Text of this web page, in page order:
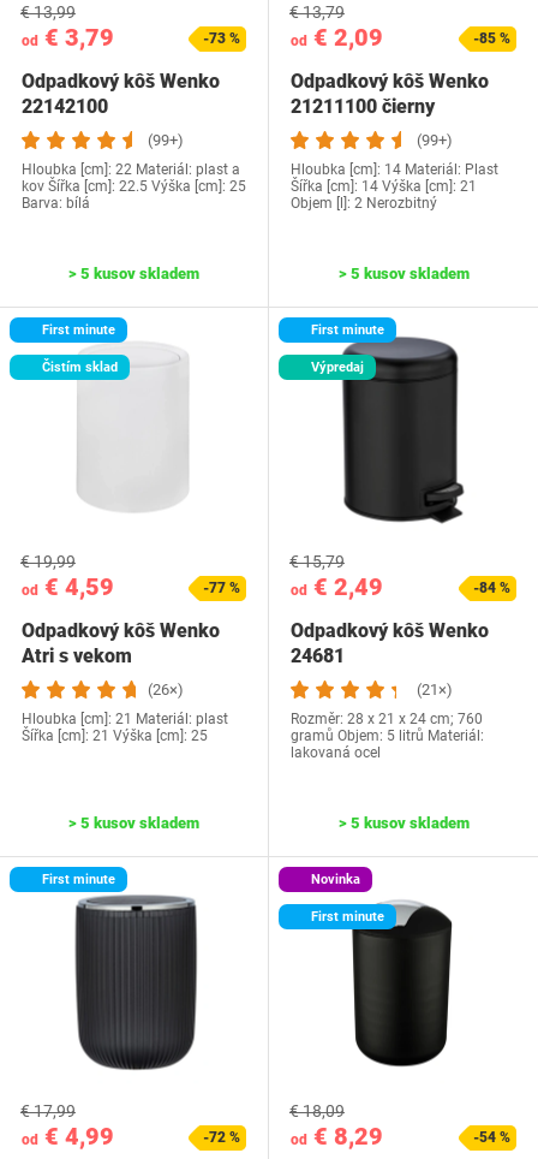
od € 3,79
€ 13,99
-73 %
Odpadkový kôš Wenko
22142100
(99+)
Hloubka [cm]: 22 Materiál: plast a
kov Šířka [cm]: 22.5 Výška [cm]: 25
Barva: bílá
> 5 kusov skladem
od € 2,09
€ 13,79
-85 %
Odpadkový kôš Wenko
21211100 čierny
(99+)
Hloubka [cm]: 14 Materiál: Plast
Šířka [cm]: 14 Výška [cm]: 21
Objem [l]: 2 Nerozbitný
> 5 kusov skladem
First minute
Čistím sklad
od € 4,59
€ 19,99
-77 %
Odpadkový kôš Wenko
Atri s vekom
(26×)
Hloubka [cm]: 21 Materiál: plast
Šířka [cm]: 21 Výška [cm]: 25
> 5 kusov skladem
First minute
Výpredaj
od € 2,49
€ 15,79
-84 %
Odpadkový kôš Wenko
24681
(21×)
Rozměr: 28 x 21 x 24 cm; 760
gramů Objem: 5 litrů Materiál:
lakovaná ocel
> 5 kusov skladem
First minute
od € 4,99
€ 17,99
-72 %
Novinka
First minute
od € 8,29
€ 18,09
-54 %